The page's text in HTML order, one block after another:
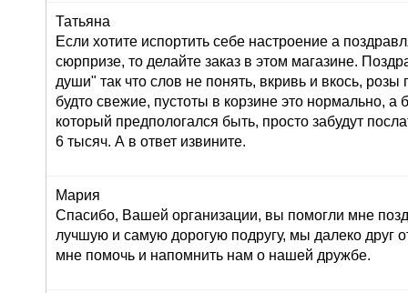
Татьяна
Если хотите испортить себе настроение а
сюрпризе, то делайте заказ в этом магазине.
души" так что слов не понять, вкривь и вкось, розы
будто свежие, пустоты в корзине это нормально, а
который предпологался быть, просто забудут
6 тысяч. А в ответ извините.
Мария
Спасибо, Вашей организации, вы помогли мне
лучшую и самую дорогую подругу, мы далеко друг
мне помочь и напомнить нам о нашей дружбе.